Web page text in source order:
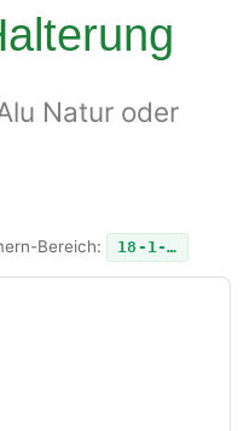
Natur oder
Bereich: 18-1-…